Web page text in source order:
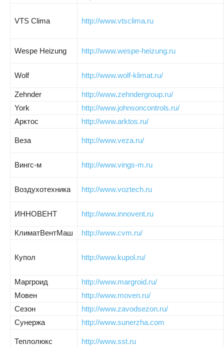
VTS Clima http://www.vtsclima.ru
Wespe Heizung http://www.wespe-heizung.ru
Wolf http://www.wolf-klimat.ru/
Zehnder
http://www.zehndergroup.ru/
York
http://www.johnsoncontrols.ru/
Арктос
http://www.arktos.ru/
Веза http://www.veza.ru/
Вингс-м http://www.vings-m.ru
Воздухотехника http://www.voztech.ru
ИННОВЕНТ http://www.innovent.ru
КлиматВентМаш http://www.cvm.ru/
Купол http://www.kupol.ru/
Маргроид
http://www.margroid.ru/
Мовен
http://www.moven.ru/
Сезон
http://www.zavodsezon.ru/
Сунержа
http://www.sunerzha.com
Теплолюкс http://www.sst.ru